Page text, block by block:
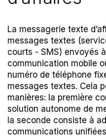
La messagerie texte
messages textes
courts - SMS) envoyés
communication mobile
numéro de téléphone
messages textes. Cela
manières: la première
solution autonome de
la seconde consiste à
communications